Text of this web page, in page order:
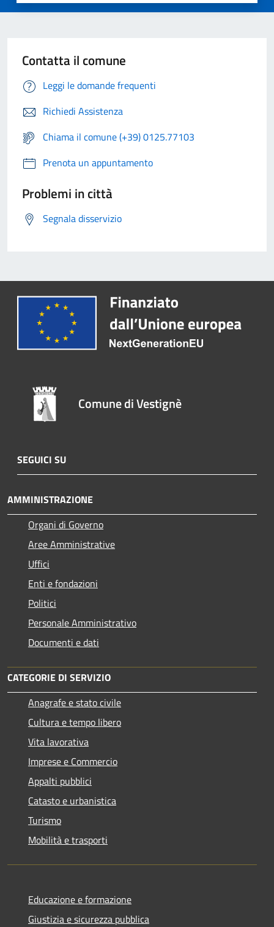
Contatta il comune
Leggi le domande frequenti
Richiedi Assistenza
Chiama il comune (+39) 0125.77103
Prenota un appuntamento
Problemi in città
Segnala disservizio
Comune di Vestignè
SEGUICI SU
AMMINISTRAZIONE
Organi di Governo
Aree Amministrative
Uffici
Enti e fondazioni
Politici
Personale Amministrativo
Documenti e dati
CATEGORIE DI SERVIZIO
Anagrafe e stato civile
Cultura e tempo libero
Vita lavorativa
Imprese e Commercio
Appalti pubblici
Catasto e urbanistica
Turismo
Mobilità e trasporti
Educazione e formazione
Giustizia e sicurezza pubblica